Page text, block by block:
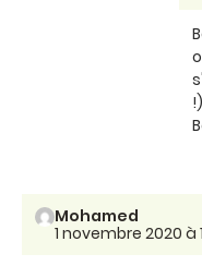
Mohamed
1 novembre 2020 à